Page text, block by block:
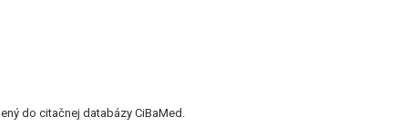
do citačnej databázy CiBaMed.